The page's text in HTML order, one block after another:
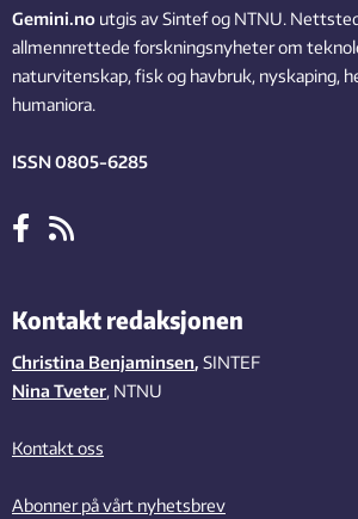
Gemini.no utgis av Sintef og NTNU.
allmennrettede forskningsnyheter om
naturvitenskap, fisk og havbruk, nyskaping,
humaniora.
ISSN 0805-6285
Kontakt redaksjonen
Christina Benjaminsen, SINTEF
Nina Tveter, NTNU
Kontakt oss
Abonner på vårt nyhetsbrev